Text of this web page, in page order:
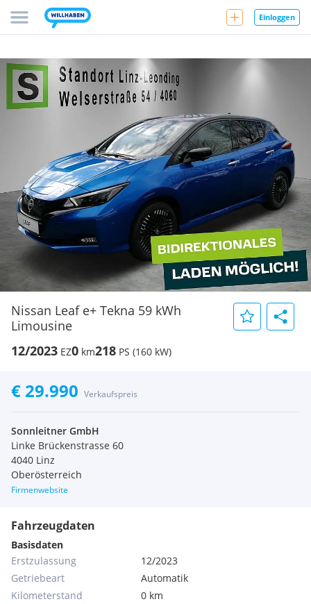
Einloggen
Nissan Leaf e+ Tekna 59 kWh
Limousine
12/2023 EZ0 km218 PS (160 kW)
€ 29.990 Verkaufspreis
Sonnleitner GmbH
Linke Brückenstrasse 60
4040 Linz
Oberösterreich
Firmenwebsite
Fahrzeugdaten
Basisdaten
Erstzulassung
12/2023
Getriebeart
Automatik
Kilometerstand
0 km